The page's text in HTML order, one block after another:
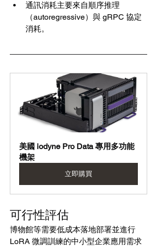
通訊消耗主要來自順序推理
（autoregressive）與 gRPC 協定
消耗。
美國 iodyne Pro Data 專用多功能
機架
立即購買
可行性評估
博物館等需要低成本落地部署並進行
LoRA 微調訓練的中小型企業應用需求